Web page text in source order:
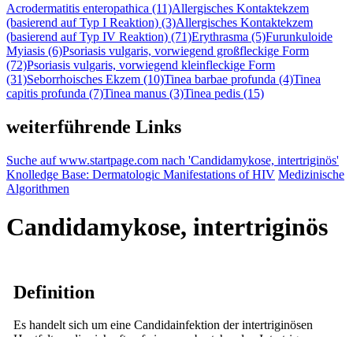
Acrodermatitis enteropathica (11)Allergisches Kontaktekzem
(basierend auf Typ I Reaktion) (3)Allergisches Kontaktekzem
(basierend auf Typ IV Reaktion) (71)Erythrasma (5)Furunkuloide
Myiasis (6)Psoriasis vulgaris, vorwiegend großfleckige Form
(72)Psoriasis vulgaris, vorwiegend kleinfleckige Form
(31)Seborrhoisches Ekzem (10)Tinea barbae profunda (4)Tinea
capitis profunda (7)Tinea manus (3)Tinea pedis (15)
weiterführende Links
Suche auf www.startpage.com nach 'Candidamykose, intertriginös'
Knolledge Base: Dermatologic Manifestations of HIV Medizinische
Algorithmen
Candidamykose, intertriginös
Definition
Es handelt sich um eine Candidainfektion der intertriginösen